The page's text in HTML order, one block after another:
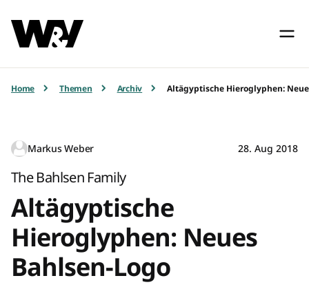
Home Themen Archiv Altägyptische Hieroglyphen:
Markus Weber 28. Aug 2018
The Bahlsen Family
Altägyptische
Hieroglyphen: Neues
Bahlsen-Logo